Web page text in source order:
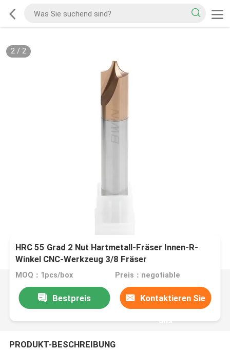
2/ 2
HRC 55 Grad 2 Nut Hartmetall-Fräser Innen-R-
Winkel CNC-Werkzeug 3/8 Fräser
MOQ：1pcs/box Preis：negotiable
Bestpreis Kontaktieren Sie
uns
PRODUKT-BESCHREIBUNG